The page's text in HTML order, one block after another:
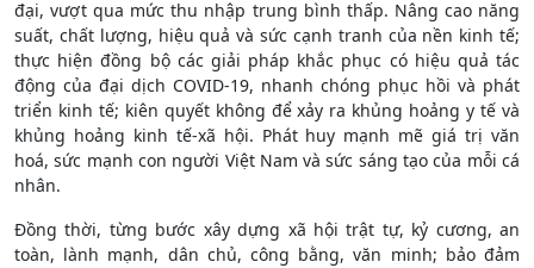
đại, vượt qua mức thu nhập trung bình thấp. Nâng cao năng
suất, chất lượng, hiệu quả và sức cạnh tranh của nền kinh tế;
thực hiện đồng bộ các giải pháp khắc phục có hiệu quả tác
động của đại dịch COVID-19, nhanh chóng phục hồi và phát
triển kinh tế; kiên quyết không để xảy ra khủng hoảng y tế và
khủng hoảng kinh tế-xã hội. Phát huy mạnh mẽ giá trị văn
hoá, sức mạnh con người Việt Nam và sức sáng tạo của mỗi cá
nhân.
Đồng thời, từng bước xây dựng xã hội trật tự, kỷ cương, an
toàn, lành mạnh, dân chủ, công bằng, văn minh; bảo đảm